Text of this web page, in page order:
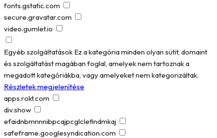
fonts.gstatic.com
secure.gravatar.com
video.gumlet.io
Egyéb szolgáltatások Ez a kategória minden olyan sütit, domaint
és szolgáltatást magában foglal, amelyek nem tartoznak a
megadott kategóriákba, vagy amelyeket nem kategorizáltak.
Részletek megjelenítése
apps.rokt.com
div.show
efaidnbmnnnibpcajpcglclefindmkaj
safeframe.googlesyndication.com